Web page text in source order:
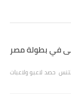
في بطولة مصر
حصد لاعبو ولاعبات